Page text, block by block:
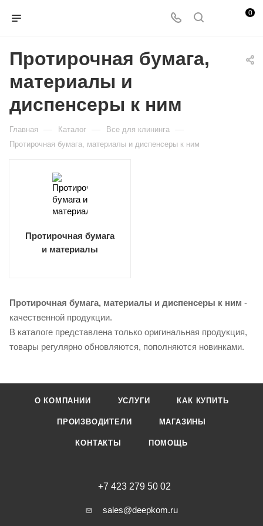
0
Протирочная бумага,
материалы и
диспенсеры к ним
Главная — Каталог — Все для клининга —
Протирочная бумага, материалы и диспенсеры к ним
Протирочная бумага
и материалы
Протирочная бумага, материалы и диспенсеры к ним -
качественной продукции.
В каталоге представлена только оригинальная продукция,
товары регулярно обновляются, пополняются новинками.
О КОМПАНИИ УСЛУГИ КАК КУПИТЬ
ПРОИЗВОДИТЕЛИ МАГАЗИНЫ
КОНТАКТЫ ПОМОЩЬ
+7 423 279 50 02
sales@deepkom.ru